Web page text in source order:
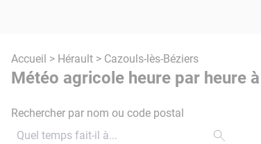
Accueil > Hérault > Cazouls-lès-Béziers
Météo agricole heure par heure
Rechercher par nom ou code postal